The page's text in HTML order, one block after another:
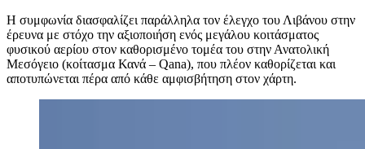
Η συμφωνία διασφαλίζει παράλληλα τον έλεγχο του Λιβάνου στην
έρευνα με στόχο την αξιοποιήση ενός μεγάλου κοιτάσματος
φυσικού αερίου στον καθορισμένο τομέα του στην Ανατολική
Μεσόγειο (κοίτασμα Κανά – Qana), που πλέον καθορίζεται και
αποτυπώνεται πέρα από κάθε αμφισβήτηση στον χάρτη.